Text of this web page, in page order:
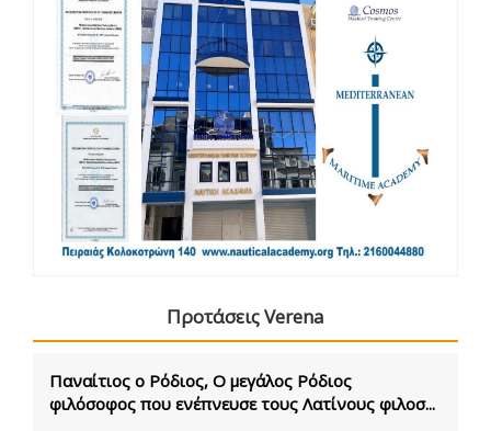
Προτάσεις Verena
Παναίτιος ο Ρόδιος, Ο μεγάλος Ρόδιος
φιλόσοφος που ενέπνευσε τους Λατίνους φιλοσ...